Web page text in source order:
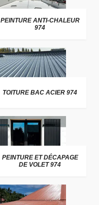
PEINTURE ANTI-CHALEUR
974
TOITURE BAC ACIER 974
PEINTURE ET DÉCAPAGE
DE VOLET 974